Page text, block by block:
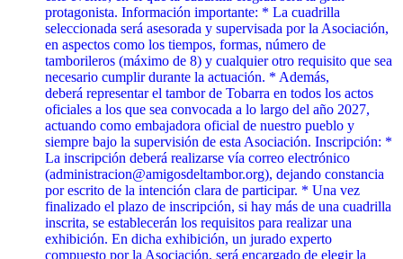
protagonista. Información importante: * La cuadrilla
seleccionada será asesorada y supervisada por la Asociación,
en aspectos como los tiempos, formas, número de
tamborileros (máximo de 8) y cualquier otro requisito que sea
necesario cumplir durante la actuación. * Además,
deberá representar el tambor de Tobarra en todos los actos
oficiales a los que sea convocada a lo largo del año 2027,
actuando como embajadora oficial de nuestro pueblo y
siempre bajo la supervisión de esta Asociación. Inscripción: *
La inscripción deberá realizarse vía correo electrónico
(administracion@amigosdeltambor.org), dejando constancia
por escrito de la intención clara de participar. * Una vez
finalizado el plazo de inscripción, si hay más de una cuadrilla
inscrita, se establecerán los requisitos para realizar una
exhibición. En dicha exhibición, un jurado experto
compuesto por la Asociación, será encargado de elegir la